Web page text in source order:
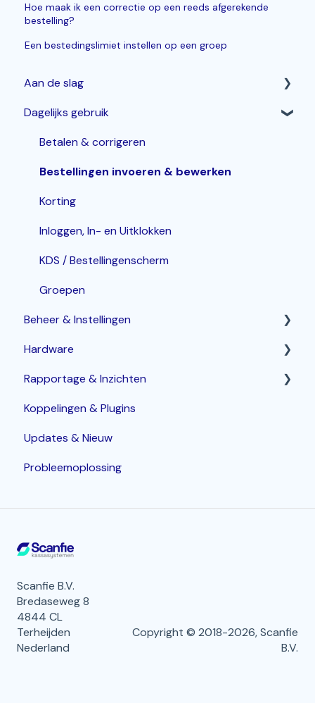
Hoe maak ik een correctie op een reeds afgerekende
bestelling?
Een bestedingslimiet instellen op een groep
Aan de slag
Horeca Kassasysteem
Webshop: Afhaal- en Bezorgen
Bestelzuil en Kiosk-QR
Dagelijks gebruik
Betalen & corrigeren
Bestellingen invoeren & bewerken
Korting
Inloggen, In- en Uitklokken
KDS / Bestellingenscherm
Groepen
Beheer & Instellingen
Gebieden, Vloerplan en Tafels
Assortiment beheren
Menukaarten & productknoppen beheren
Arrangementen
Gangen
Gebruikers & Medewerkers
Serviceverzoeken (Oproep bediening,
Tafelservice)
Betaalmethoden & Financiële registraties
Hardware
Router
POS terminals
Bonprinters
Kassalade
Keukenschermen / KDS
Rapportage & Inzichten
Geavanceerde opties
Koppelingen & Plugins
Updates & Nieuw
Probleemoplossing
Scanfie B.V.
Bredaseweg 8
4844 CL
Terheijden
Nederland
Copyright © 2018-2026, Scanfie
B.V.